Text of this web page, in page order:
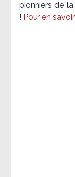
pionniers de
! Pour en